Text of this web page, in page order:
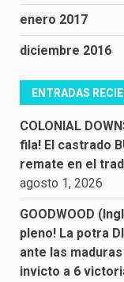
enero 2017
diciembre 2016
ENTRADAS
COLONIAL
fila! El castrado
remate en el
agosto 1, 2026
GOODWOOD
pleno! La potra
ante las
invicto a 6